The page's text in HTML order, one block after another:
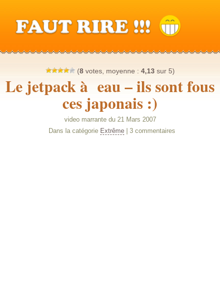
(8votes, moyenne : 4,13sur 5)
Le jetpack à eau – ils sont fous
ces japonais :)
video marrante du 21 Mars 2007
Dans la catégorie Extrême | 3 commentaires